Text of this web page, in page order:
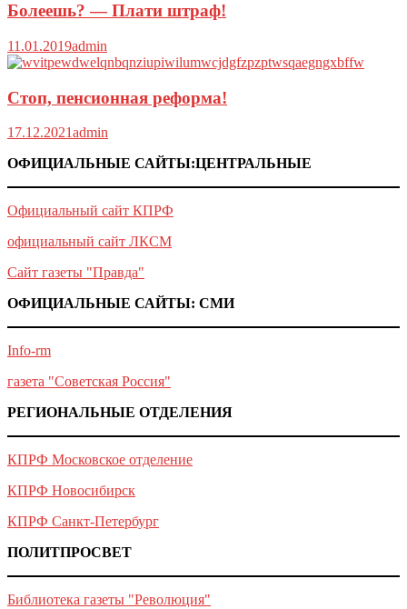
Болеешь? — Плати штраф!
11.01.2019admin
Стоп, пенсионная реформа!
17.12.2021admin
ОФИЦИАЛЬНЫЕ САЙТЫ:ЦЕНТРАЛЬНЫЕ
Официальный сайт КПРФ
официальный сайт ЛКСМ
Сайт газеты "Правда"
ОФИЦИАЛЬНЫЕ САЙТЫ: СМИ
Info-rm
газета "Советская Россия"
РЕГИОНАЛЬНЫЕ ОТДЕЛЕНИЯ
КПРФ Московское отделение
КПРФ Новосибирск
КПРФ Санкт-Петербург
ПОЛИТПРОСВЕТ
Библиотека газеты "Революция"